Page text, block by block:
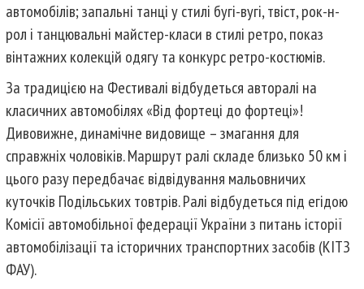
автомобілів; запальні танці у стилі бугі-вугі, твіст, рок-н-
рол і танцювальні майстер-класи в стилі ретро, показ
вінтажних колекцій одягу та конкурс ретро-костюмів.
За традицією на Фестивалі відбудеться авторалі на
класичних автомобілях «Від фортеці до фортеці»!
Дивовижне, динамічне видовище – змагання для
справжніх чоловіків. Маршрут ралі складе близько 50 км і
цього разу передбачає відвідування мальовничих
куточків Подільських товтрів. Ралі відбудеться під егідою
Комісії автомобільної федерації України з питань історії
автомобілізації та історичних транспортних засобів (КІТЗ
ФАУ).